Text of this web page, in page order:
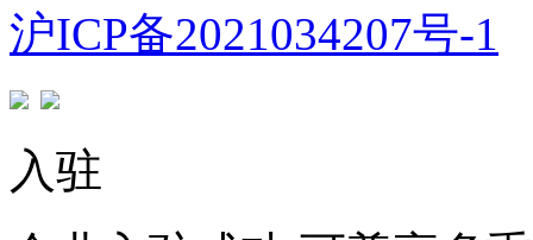
沪ICP备2021034207号-1
入驻